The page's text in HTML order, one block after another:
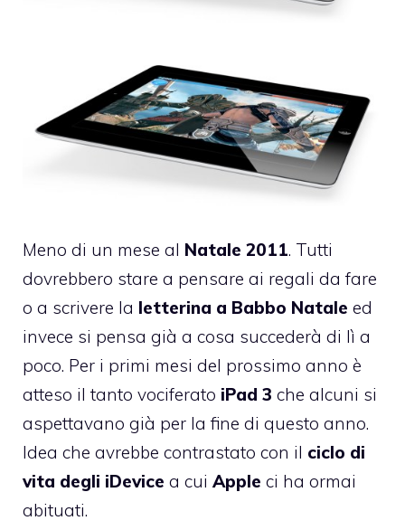
Meno di un mese al Natale 2011. Tutti
dovrebbero stare a pensare ai regali da fare
o a scrivere la letterina a Babbo Natale ed
invece si pensa già a cosa succederà di lì a
poco. Per i primi mesi del prossimo anno è
atteso il tanto vociferato iPad 3 che alcuni si
aspettavano già per la fine di questo anno.
Idea che avrebbe contrastato con il ciclo di
vita degli iDevice a cui Apple ci ha ormai
abituati.